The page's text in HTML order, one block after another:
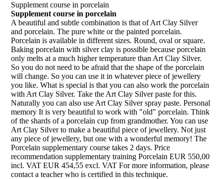
Supplement course in porcelain
Supplement course in porcelain
A beautiful and subtle combination is that of Art Clay Silver
and porcelain. The pure white or the painted porcelain.
Porcelain is available in different sizes. Round, oval or square.
Baking porcelain with silver clay is possible because porcelain
only melts at a much higher temperature than Art Clay Silver.
So you do not need to be afraid that the shape of the porcelain
will change. So you can use it in whatever piece of jewellery
you like. What is special is that you can also work the porcelain
with Art Clay Silver. Take the Art Clay Silver paste for this.
Naturally you can also use Art Clay Silver spray paste. Personal
memory It is very beautiful to work with "old" porcelain. Think
of the shards of a porcelain cup from grandmother. You can use
Art Clay Silver to make a beautiful piece of jewellery. Not just
any piece of jewellery, but one with a wonderful memory! The
Porcelain supplementary course takes 2 days. Price
recommendation supplementary training Porcelain EUR 550,00
incl. VAT EUR 454,55 excl. VAT For more information, please
contact a teacher who is certified in this technique.